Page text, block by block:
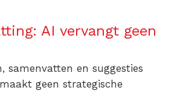
AI vervangt geen
samenvatten en suggesties
geen strategische